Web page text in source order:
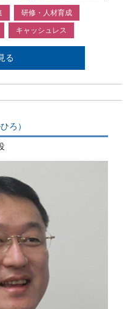
研修・人材育成
キャッシュレス
る
ろ）